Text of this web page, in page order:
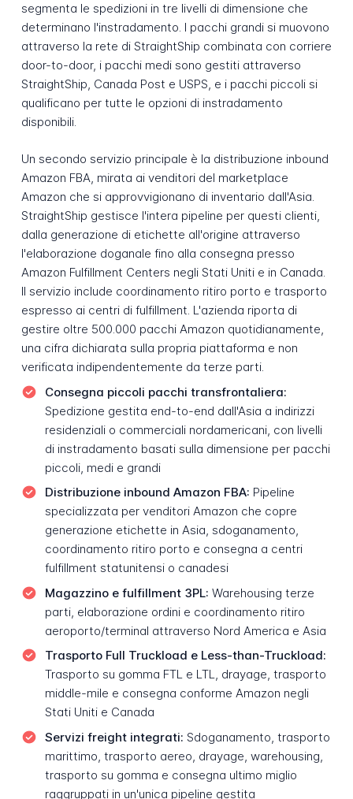
segmenta le spedizioni in tre livelli di dimensione che
determinano l'instradamento. I pacchi grandi si muovono
attraverso la rete di StraightShip combinata con corriere
door-to-door, i pacchi medi sono gestiti attraverso
StraightShip, Canada Post e USPS, e i pacchi piccoli si
qualificano per tutte le opzioni di instradamento
disponibili.
Un secondo servizio principale è la distribuzione inbound
Amazon FBA, mirata ai venditori del marketplace
Amazon che si approvvigionano di inventario dall'Asia.
StraightShip gestisce l'intera pipeline per questi clienti,
dalla generazione di etichette all'origine attraverso
l'elaborazione doganale fino alla consegna presso
Amazon Fulfillment Centers negli Stati Uniti e in Canada.
Il servizio include coordinamento ritiro porto e trasporto
espresso ai centri di fulfillment. L'azienda riporta di
gestire oltre 500.000 pacchi Amazon quotidianamente,
una cifra dichiarata sulla propria piattaforma e non
verificata indipendentemente da terze parti.
Consegna piccoli pacchi transfrontaliera:
Spedizione gestita end-to-end dall'Asia a indirizzi
residenziali o commerciali nordamericani, con livelli
di instradamento basati sulla dimensione per pacchi
piccoli, medi e grandi
Distribuzione inbound Amazon FBA: Pipeline
specializzata per venditori Amazon che copre
generazione etichette in Asia, sdoganamento,
coordinamento ritiro porto e consegna a centri
fulfillment statunitensi o canadesi
Magazzino e fulfillment 3PL: Warehousing terze
parti, elaborazione ordini e coordinamento ritiro
aeroporto/terminal attraverso Nord America e Asia
Trasporto Full Truckload e Less-than-Truckload:
Trasporto su gomma FTL e LTL, drayage, trasporto
middle-mile e consegna conforme Amazon negli
Stati Uniti e Canada
Servizi freight integrati: Sdoganamento, trasporto
marittimo, trasporto aereo, drayage, warehousing,
trasporto su gomma e consegna ultimo miglio
raggruppati in un'unica pipeline gestita